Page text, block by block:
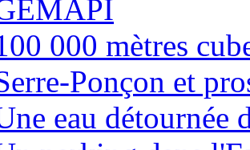
000 mètres
Ponçon et
eau détournée